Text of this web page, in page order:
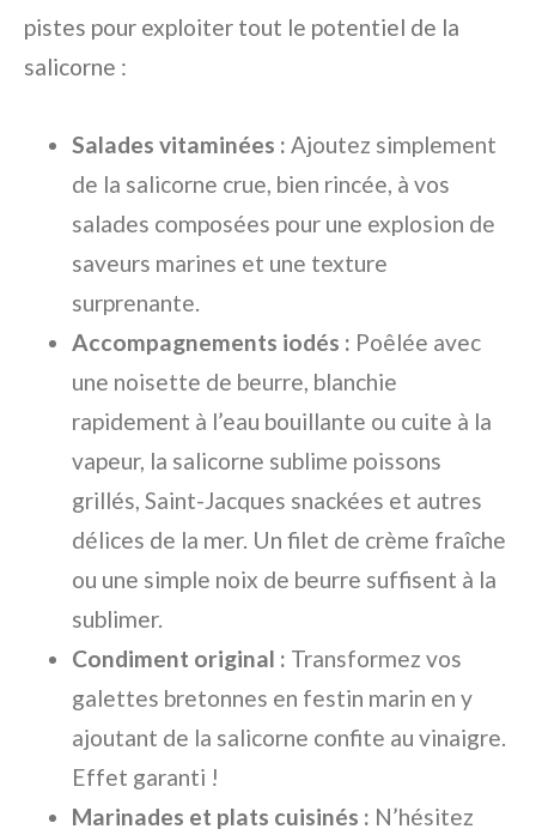
pistes pour exploiter tout le potentiel de la
salicorne :
Salades vitaminées : Ajoutez simplement
de la salicorne crue, bien rincée, à vos
salades composées pour une explosion de
saveurs marines et une texture
surprenante.
Accompagnements iodés : Poêlée avec
une noisette de beurre, blanchie
rapidement à l’eau bouillante ou cuite à la
vapeur, la salicorne sublime poissons
grillés, Saint-Jacques snackées et autres
délices de la mer. Un filet de crème fraîche
ou une simple noix de beurre suffisent à la
sublimer.
Condiment original : Transformez vos
galettes bretonnes en festin marin en y
ajoutant de la salicorne confite au vinaigre.
Effet garanti !
Marinades et plats cuisinés : N’hésitez